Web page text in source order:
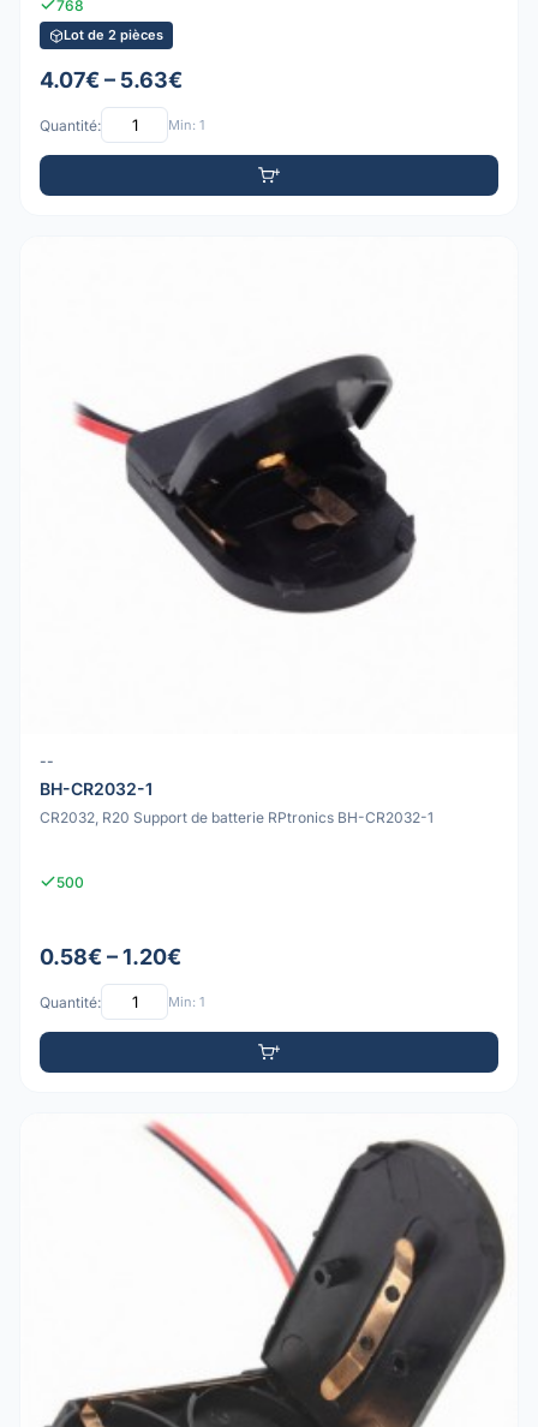
768
Lot de 2 pièces
4.07€ – 5.63€
Quantité: Min: 1
--
BH-CR2032-1
CR2032, R20 Support de batterie RPtronics BH-CR2032-1
500
0.58€ – 1.20€
Quantité: Min: 1